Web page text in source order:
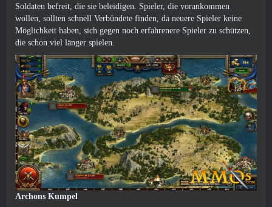
Soldaten befreit, die sie beleidigen. Spieler, die vorankommen
wollen, sollten schnell Verbündete finden, da neuere Spieler keine
Möglichkeit haben, sich gegen noch erfahrenere Spieler zu schützen,
die schon viel länger spielen.
Archons Kumpel